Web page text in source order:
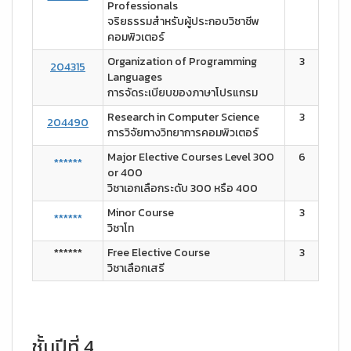
Professionals
จริยธรรมสำหรับผู้ประกอบวิชาชีพ
คอมพิวเตอร์
204315
Organization of Programming
Languages
การจัดระเบียบของภาษาโปรแกรม
3
204490
Research in Computer Science
การวิจัยทางวิทยาการคอมพิวเตอร์
3
******
Major Elective Courses Level 300
or 400
วิชาเอกเลือกระดับ 300 หรือ 400
6
******
Minor Course
วิชาโท
3
******
Free Elective Course
วิชาเลือกเสรี
3